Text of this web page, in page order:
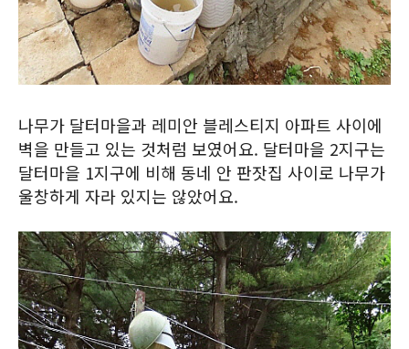
나무가 달터마을과 레미안 블레스티지 아파트 사이에
벽을 만들고 있는 것처럼 보였어요. 달터마을 2지구는
달터마을 1지구에 비해 동네 안 판잣집 사이로 나무가
울창하게 자라 있지는 않았어요.